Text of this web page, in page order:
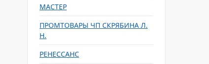
МАСТЕР
ПРОМТОВАРЫ ЧП СКРЯБИНА Л.
Н.
РЕНЕССАНС